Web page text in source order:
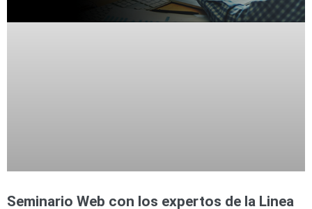
Seminario Web con los expertos de la Linea